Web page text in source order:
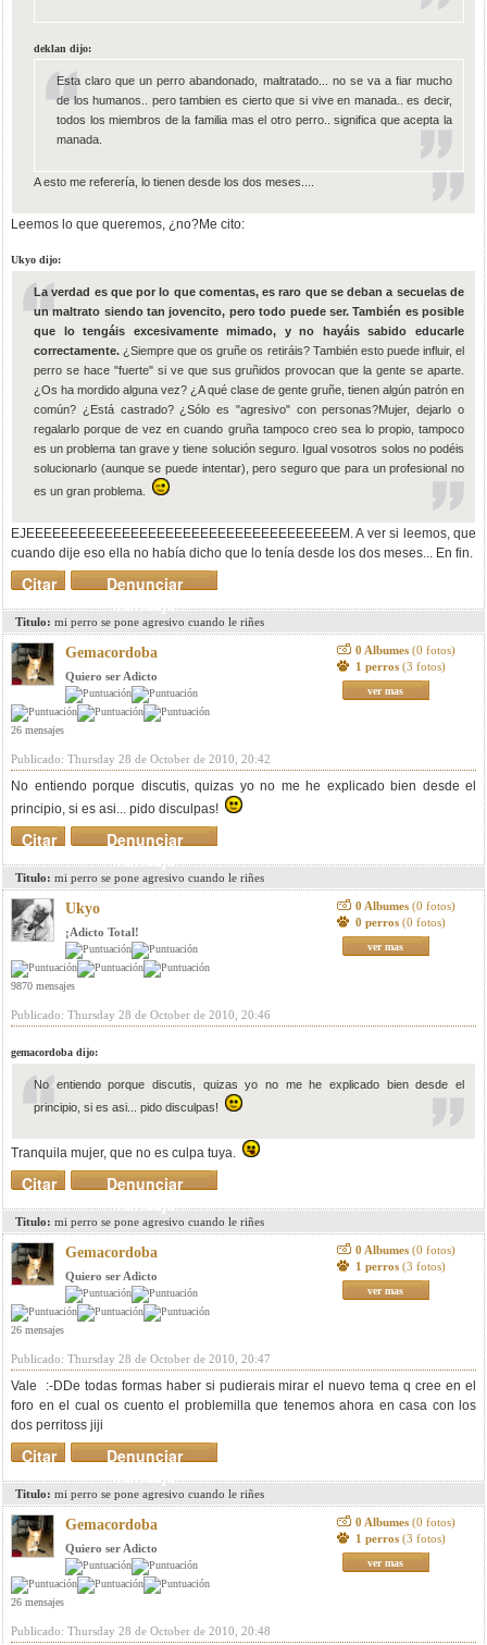
deklan dijo:
Esta claro que un perro abandonado, maltratado... no se va a fiar mucho
de los humanos.. pero tambien es cierto que si vive en manada.. es decir,
todos los miembros de la familia mas el otro perro.. significa que acepta la
manada.
A esto me referería, lo tienen desde los dos meses....
Leemos lo que queremos, ¿no?Me cito:
Ukyo dijo:
La verdad es que por lo que comentas, es raro que se deban a secuelas de
un maltrato siendo tan jovencito, pero todo puede ser. También es posible
que lo tengáis excesivamente mimado, y no hayáis sabido educarle
correctamente. ¿Siempre que os gruñe os retiráis? También esto puede influir, el
perro se hace "fuerte" si ve que sus gruñidos provocan que la gente se aparte.
¿Os ha mordido alguna vez? ¿A qué clase de gente gruñe, tienen algún patrón en
común? ¿Está castrado? ¿Sólo es "agresivo" con personas?Mujer, dejarlo o
regalarlo porque de vez en cuando gruña tampoco creo sea lo propio, tampoco
es un problema tan grave y tiene solución seguro. Igual vosotros solos no podéis
solucionarlo (aunque se puede intentar), pero seguro que para un profesional no
es un gran problema.
EJEEEEEEEEEEEEEEEEEEEEEEEEEEEEEEEEEEEEM. A ver si leemos, que
cuando dije eso ella no había dicho que lo tenía desde los dos meses... En fin.
Denunciar
mensaje
Citar
Titulo: mi perro se pone agresivo cuando le riñes
Gemacordoba
Quiero ser Adicto
26 mensajes
0 Albumes (0 fotos)
1 perros (3 fotos)
ver mas
Publicado: Thursday 28 de October de 2010, 20:42
No entiendo porque discutis, quizas yo no me he explicado bien desde el
principio, si es asi... pido disculpas!
Denunciar
mensaje
Citar
Titulo: mi perro se pone agresivo cuando le riñes
Ukyo
¡Adicto Total!
9870 mensajes
0 Albumes (0 fotos)
0 perros (0 fotos)
ver mas
Publicado: Thursday 28 de October de 2010, 20:46
gemacordoba dijo:
No entiendo porque discutis, quizas yo no me he explicado bien desde el
principio, si es asi... pido disculpas!
Tranquila mujer, que no es culpa tuya.
Denunciar
mensaje
Citar
Titulo: mi perro se pone agresivo cuando le riñes
Gemacordoba
Quiero ser Adicto
26 mensajes
0 Albumes (0 fotos)
1 perros (3 fotos)
ver mas
Publicado: Thursday 28 de October de 2010, 20:47
Vale :-DDe todas formas haber si pudierais mirar el nuevo tema q cree en el
foro en el cual os cuento el problemilla que tenemos ahora en casa con los
dos perritoss jiji
Denunciar
mensaje
Citar
Titulo: mi perro se pone agresivo cuando le riñes
Gemacordoba
Quiero ser Adicto
26 mensajes
0 Albumes (0 fotos)
1 perros (3 fotos)
ver mas
Publicado: Thursday 28 de October de 2010, 20:48